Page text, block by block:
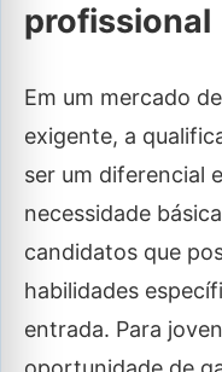
profissional
Em um mercado
exigente, a
ser um diferencial
necessidade
candidatos que
habilidades
entrada. Para